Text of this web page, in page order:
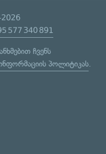
577 340 891
ჩვენს
პოლიტიკას.